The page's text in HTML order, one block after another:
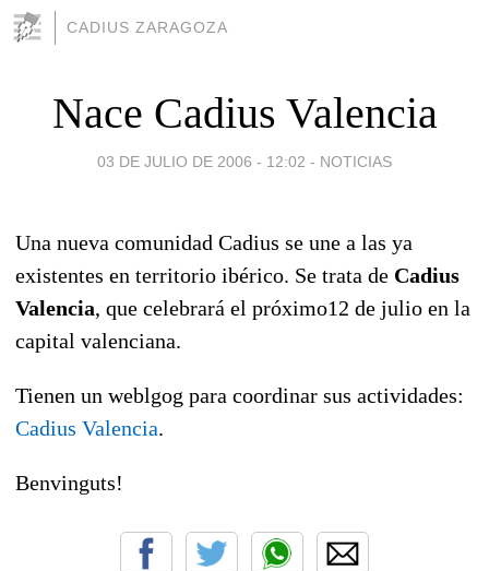
CADIUS ZARAGOZA
Nace Cadius Valencia
03 DE JULIO DE 2006 - 12:02 - NOTICIAS
Una nueva comunidad Cadius se une a las ya
existentes en territorio ibérico. Se trata de Cadius
Valencia, que celebrará el próximo12 de julio en la
capital valenciana.
Tienen un weblgog para coordinar sus actividades:
Cadius Valencia.
Benvinguts!